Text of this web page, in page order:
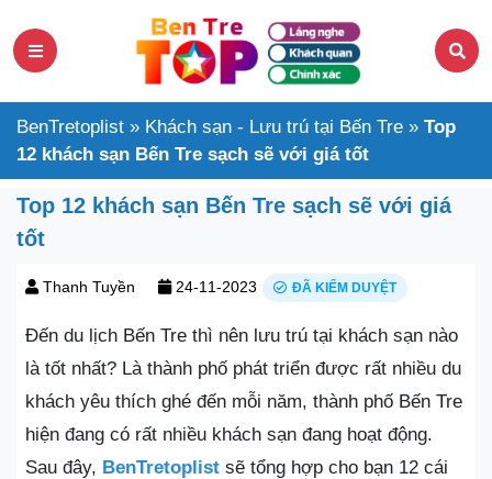
BenTretoplist » Khách sạn - Lưu trú tại Bến Tre » Top
12 khách sạn Bến Tre sạch sẽ với giá tốt
Top 12 khách sạn Bến Tre sạch sẽ với giá
tốt
Thanh Tuyền 24-11-2023 ĐÃ KIỂM DUYỆT
Đến du lịch Bến Tre thì nên lưu trú tại khách sạn nào
là tốt nhất? Là thành phố phát triển được rất nhiều du
khách yêu thích ghé đến mỗi năm, thành phố Bến Tre
hiện đang có rất nhiều khách sạn đang hoạt động.
Sau đây, BenTretoplist sẽ tổng hợp cho bạn 12 cái